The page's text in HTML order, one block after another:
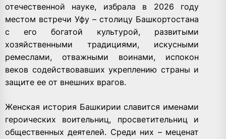
отечественной науке, избрала в 2026 году
местом встречи Уфу – столицу Башкортостана
с его богатой культурой, развитыми
хозяйственными традициями, искусными
ремеслами, отважными воинами, испокон
веков содействовавших укреплению страны и
защите ее от внешних врагов.
Женская история Башкирии славится именами
героических воительниц, просветительниц и
общественных деятелей. Среди них – меценат